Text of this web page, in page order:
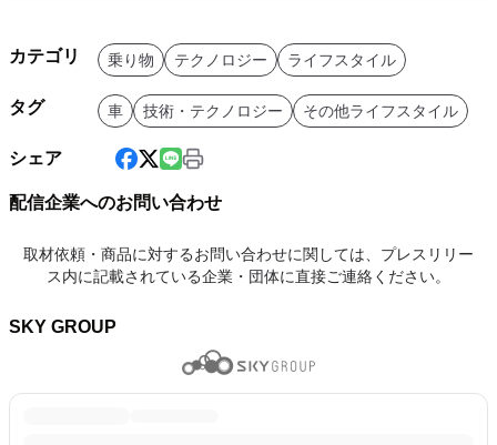
カテゴリ 乗り物 テクノロジー ライフスタイル
タグ 車 技術・テクノロジー その他ライフスタイル
シェア
配信企業へのお問い合わせ
取材依頼・商品に対するお問い合わせに関しては、プレスリリー
ス内に記載されている企業・団体に直接ご連絡ください。
SKY GROUP